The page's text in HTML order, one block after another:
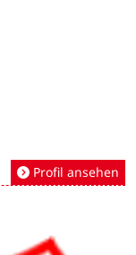
Profil ansehen